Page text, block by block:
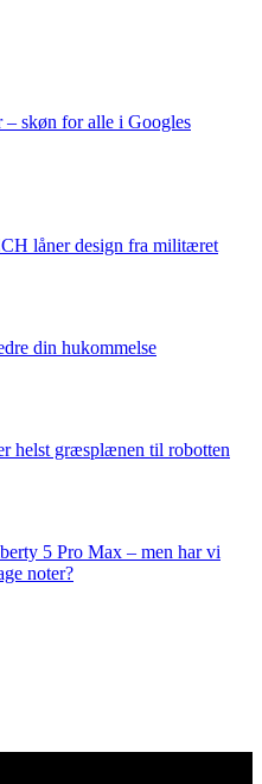
skøn for alle i Googles
låner design fra militæret
din hukommelse
helst græsplænen til robotten
5 Pro Max – men har vi
noter?